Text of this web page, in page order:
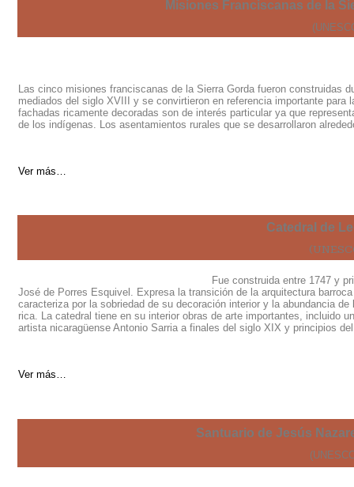
Misiones Franciscanas de la
Las cinco misiones franciscanas de la Sierra Gorda fueron construidas
mediados del siglo XVIII y se convirtieron en referencia importante
fachadas ricamente decoradas son de interés particular ya que
de los indígenas. Los asentamientos rurales que se desarrollaron
Ver más…
Catedral de
Fue construida entre 1747 y
José de Porres Esquivel. Expresa la transición de la arquitectura
caracteriza por la sobriedad de su decoración interior y la abundancia
rica. La catedral tiene en su interior obras de arte importantes, incluido
artista nicaragüense Antonio Sarria a finales del siglo XIX y principios
Ver más…
Santuario de Jesús